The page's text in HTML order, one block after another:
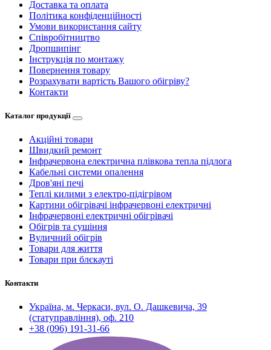
Доставка та оплата
Політика конфіденційності
Умови використання сайту
Співробітництво
Дропшипінг
Інструкція по монтажу
Повернення товару
Розрахувати вартість Вашого обігріву?
Контакти
Каталог продукції
Акційні товари
Швидкий ремонт
Інфрачервона електрична плівкова тепла підлога
Кабельні системи опалення
Дров'яні печі
Теплі килими з електро-підігрівом
Картини обігрівачі інфрачервоні електричні
Інфрачервоні електричні обігрівачі
Обігрів та сушіння
Вуличний обігрів
Товари для життя
Товари при блєкауті
Контакти
Україна, м. Черкаси, вул. О. Дашкевича, 39
(статуправління), оф. 210
+38 (096) 191-31-66